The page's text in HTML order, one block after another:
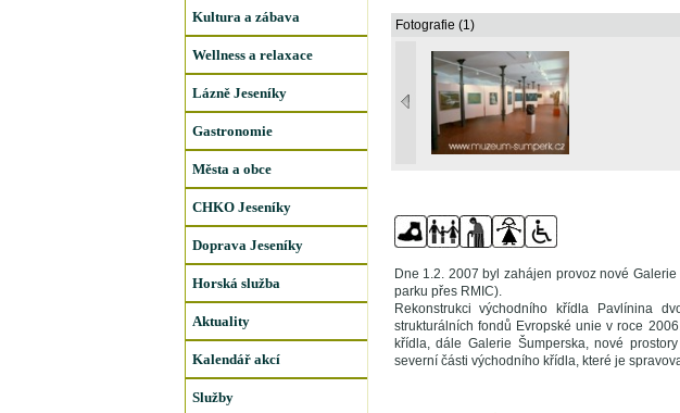
Kultura a zábava
Wellness a relaxace
Lázně Jeseníky
Gastronomie
Města a obce
CHKO Jeseníky
Doprava Jeseníky
Horská služba
Aktuality
Kalendář akcí
Služby
Fotografie (1)
Dne 1.2. 2007 byl zahájen provoz nové
parku přes RMIC).
Rekonstrukci východního křídla Pavlínina
strukturálních fondů Evropské unie v roce
křídla, dále Galerie Šumperska, nové
severní části východního křídla, které je